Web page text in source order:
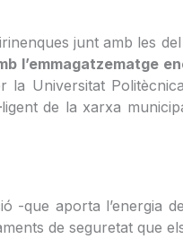
junt amb les
l’emmagatzematge
Universitat
de la xarxa
-que aporta l’energia
de seguretat que